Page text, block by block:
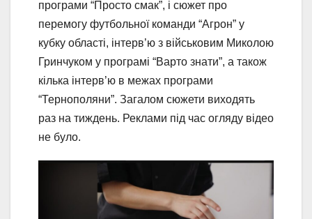
програми “Просто смак”, і сюжет про
перемогу футбольної команди “Агрон” у
кубку області, інтерв’ю з військовим Миколою
Гринчуком у програмі “Варто знати”, а також
кілька інтерв’ю в межах програми
“Тернополяни”. Загалом сюжети виходять
раз на тиждень. Реклами під час огляду відео
не було.